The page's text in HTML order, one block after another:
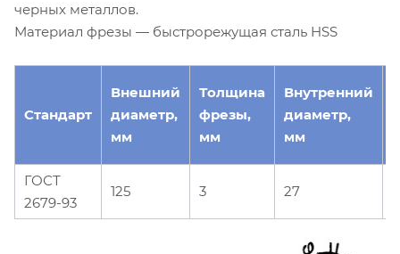
черных металлов.
Материал фрезы — быстрорежущая сталь HSS
Стандарт
Внешний
диаметр,
мм
Толщина
фрезы,
мм
Внутренний
диаметр,
мм
ГОСТ
2679-93
125 3 27